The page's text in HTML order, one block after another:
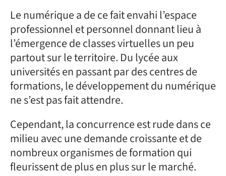
Le numérique a de ce fait envahi l’espace
professionnel et personnel donnant lieu à
l’émergence de classes virtuelles un peu
partout sur le territoire. Du lycée aux
universités en passant par des centres de
formations, le développement du numérique
ne s’est pas fait attendre.
Cependant, la concurrence est rude dans ce
milieu avec une demande croissante et de
nombreux organismes de formation qui
fleurissent de plus en plus sur le marché.